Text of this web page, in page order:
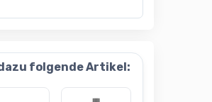
folgende Artikel: